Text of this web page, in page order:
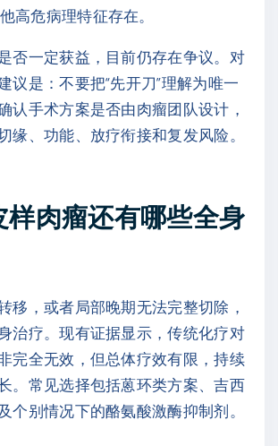
高危病理特征存在。
否一定获益，目前仍存在争议。对
议是：不要把“先开刀”理解为唯一
认手术方案是否由肉瘤团队设计，
缘、功能、放疗衔接和复发风险。
样肉瘤还有哪些全身
移，或者局部晚期无法完整切除，
治疗。现有证据显示，传统化疗对
完全无效，但总体疗效有限，持续
。常见选择包括蒽环类方案、吉西
个别情况下的酪氨酸激酶抑制剂。